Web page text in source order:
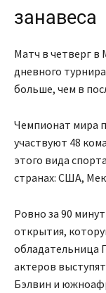
занавеса
Матч в четверг в
дневного
больше, чем в
Чемпионат мира
участвуют 48
этого вида
странах: США,
Ровно за 90
открытия,
обладательница
актеров
Бэлвин и